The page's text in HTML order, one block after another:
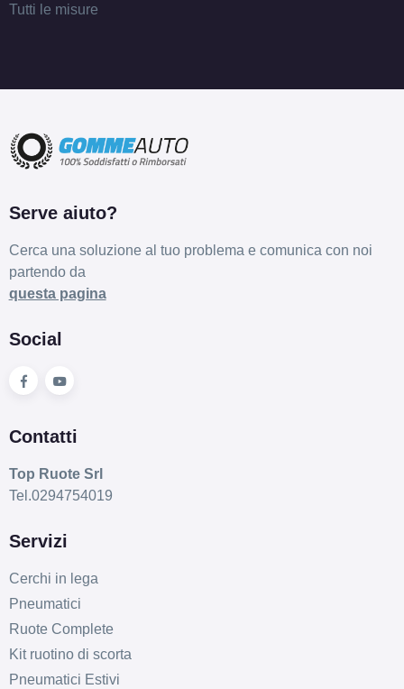
C B 69db
Tutti le misure
Serve aiuto?
Cerca una soluzione al tuo problema e comunica con noi
partendo da
questa pagina
Social
Contatti
Top Ruote Srl
Tel.0294754019
Servizi
Cerchi in lega
Pneumatici
Ruote Complete
Kit ruotino di scorta
Pneumatici Estivi